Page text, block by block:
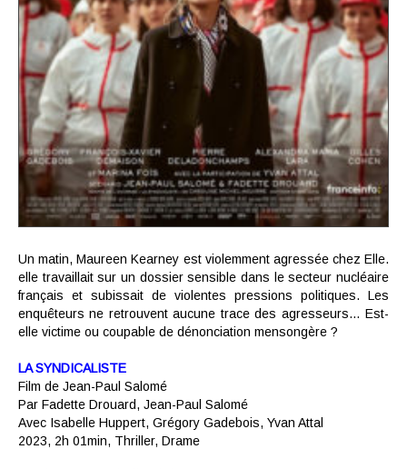
Un matin, Maureen Kearney est violemment agressée chez Elle.
elle travaillait sur un dossier sensible dans le secteur nucléaire
français et subissait de violentes pressions politiques. Les
enquêteurs ne retrouvent aucune trace des agresseurs… Est-
elle victime ou coupable de dénonciation mensongère ?
LA SYNDICALISTE
Film de Jean-Paul Salomé
Par Fadette Drouard, Jean-Paul Salomé
Avec Isabelle Huppert, Grégory Gadebois, Yvan Attal
2023, 2h 01min, Thriller, Drame